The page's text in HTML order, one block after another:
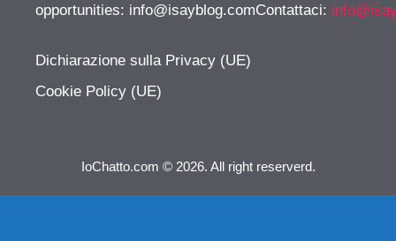
opportunities: info@isayblog.comContattaci:
Dichiarazione sulla Privacy (UE)
Cookie Policy (UE)
IoChatto.com © 2026. All right reserverd.